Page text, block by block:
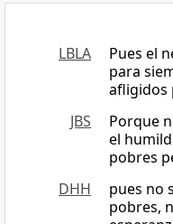
LBLA
Pues el
para
afligidos
JBS
Porque
el
pobres
DHH
pues no
pobres,